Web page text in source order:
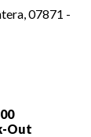
07871 -
Out